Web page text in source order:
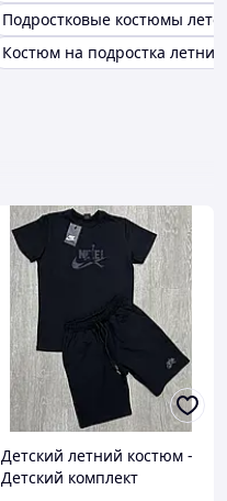
Подростковые костюмы лето
Костюм на подростка
Детский летний костюм -
Детский комплект